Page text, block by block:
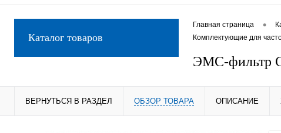
Каталог товаров
Главная страница •
Комплектующие для
ЭМС-фильтр
ВЕРНУТЬСЯ В РАЗДЕЛ ОБЗОР ТОВАРА ОПИСАНИЕ